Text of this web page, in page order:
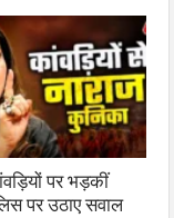
पर भड़कीं
पर उठाए सवाल